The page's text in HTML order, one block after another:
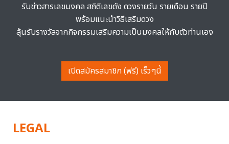
รับข่าวสารเลขมงคล สถิติเลขดัง ดวงรายวัน รายเดือน รายปี
พร้อมแนะนำวิธีเสริมดวง
ลุ้นรับรางวัลจากกิจกรรมเสริมความเป็นมงคลให้กับตัวท่านเอง
เปิดสมัครสมาชิก (ฟรี) เร็วๆนี้
LEGAL